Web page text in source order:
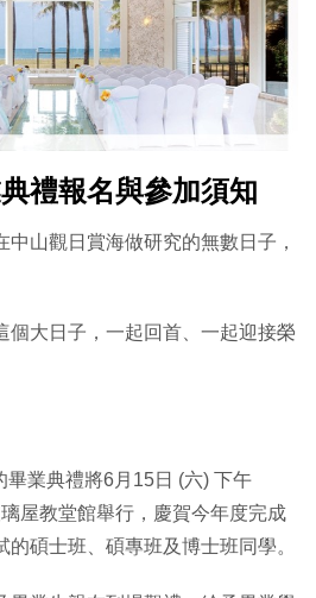
禮報名與參加須知
山觀日賞海做研究的無數日子，
個大日子，一起回首、一起迎接榮
業典禮將6月15日 (六) 下午
屋教堂館舉行，慶賀今年度完成
的碩士班、碩專班及博士班同學。